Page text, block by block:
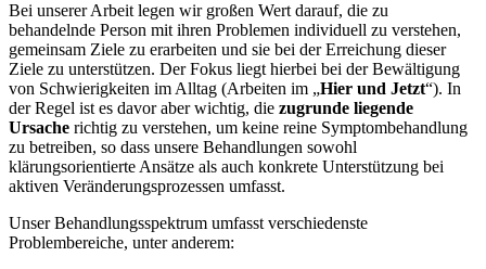
Bei unserer Arbeit legen wir großen Wert darauf, die zu
behandelnde Person mit ihren Problemen individuell zu verstehen,
gemeinsam Ziele zu erarbeiten und sie bei der Erreichung dieser
Ziele zu unterstützen. Der Fokus liegt hierbei bei der Bewältigung
von Schwierigkeiten im Alltag (Arbeiten im „Hier und Jetzt“). In
der Regel ist es davor aber wichtig, die zugrunde liegende
Ursache richtig zu verstehen, um keine reine Symptombehandlung
zu betreiben, so dass unsere Behandlungen sowohl
klärungsorientierte Ansätze als auch konkrete Unterstützung bei
aktiven Veränderungsprozessen umfasst.
Unser Behandlungsspektrum umfasst verschiedenste
Problembereiche, unter anderem: